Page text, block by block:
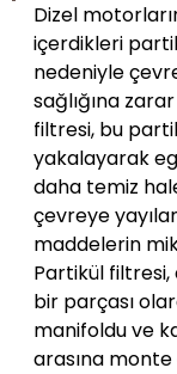
Dizel
içerdikleri
nedeniyle
sağlığına
filtresi, bu
yakalayarak
daha temiz
çevreye
maddelerin
Partikül filtresi,
bir parçası
manifoldu ve
arasına